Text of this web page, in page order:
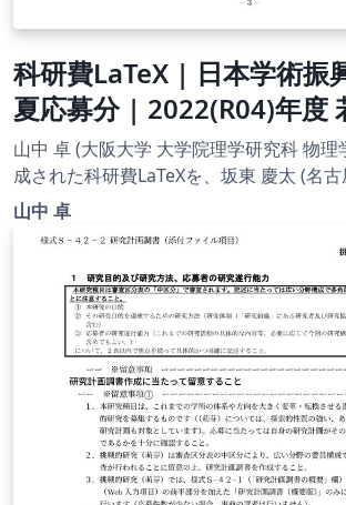
科研費LaTeX | 日本学術振
夏応募分 | 2022(R04)年度
海外挑戦プログラム 第１
2021.08.06
山中 卓 (大阪大学 大学院理学研究科 物理
成された科研費LaTeXを、坂東 慶太 (名
承を得てテンプレート登録しています。 詳細はこちら↓を
山中 卓